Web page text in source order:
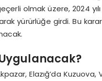
olmak üzere, 2024
yürürlüğe girdi. Bu
Elazığ’da